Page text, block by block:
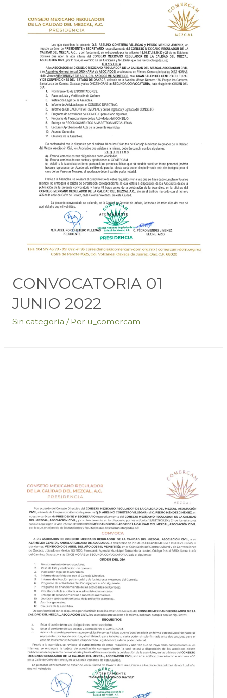
CONVOCATORIA 01
JUNIO 2022
Sin categoría / Por u_comercam